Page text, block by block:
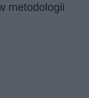
metodologii